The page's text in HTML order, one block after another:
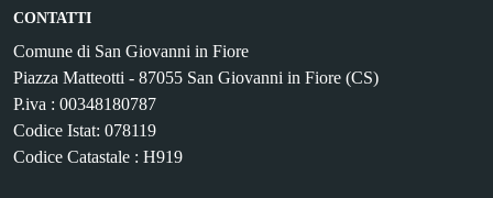
CONTATTI
Comune di San Giovanni in Fiore
Piazza Matteotti - 87055 San Giovanni in Fiore (CS)
P.iva : 00348180787
Codice Istat: 078119
Codice Catastale : H919